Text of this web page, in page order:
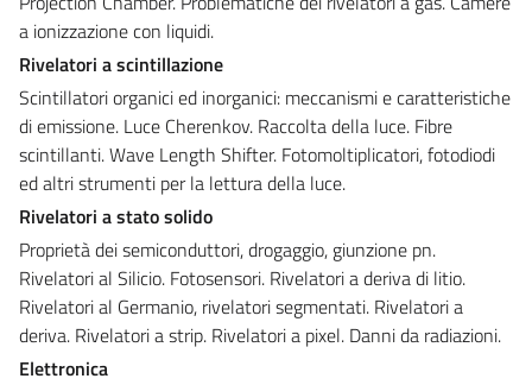
a ionizzazione con liquidi.
Rivelatori a scintillazione
Scintillatori organici ed inorganici: meccanismi e caratteristiche
di emissione. Luce Cherenkov. Raccolta della luce. Fibre
scintillanti. Wave Length Shifter. Fotomoltiplicatori, fotodiodi
ed altri strumenti per la lettura della luce.
Rivelatori a stato solido
Proprietà dei semiconduttori, drogaggio, giunzione pn.
Rivelatori al Silicio. Fotosensori. Rivelatori a deriva di litio.
Rivelatori al Germanio, rivelatori segmentati. Rivelatori a
deriva. Rivelatori a strip. Rivelatori a pixel. Danni da radiazioni.
Elettronica